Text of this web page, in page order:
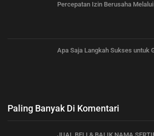
Percepatan Izin Berusaha
Apa Saja Langkah Sukses untuk
Paling Banyak Di Komentari
JUAL BELI & BALIK NAMA